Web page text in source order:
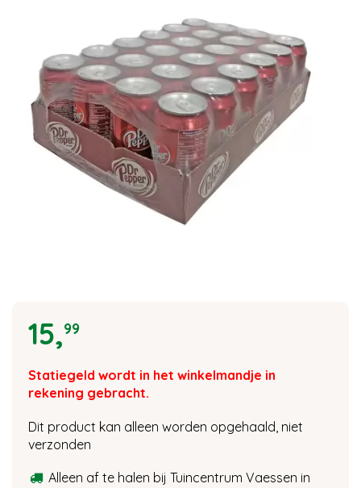
15,99
Statiegeld wordt in het winkelmandje in
rekening gebracht.
Dit product kan alleen worden opgehaald, niet
verzonden
Alleen af te halen bij Tuincentrum Vaessen in